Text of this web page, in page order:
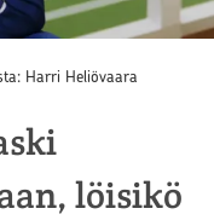
Harri Heliövaara
löisikö